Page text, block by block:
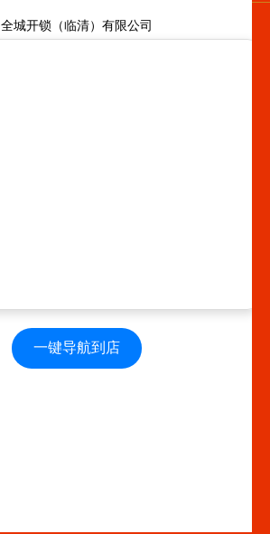
全城开锁（临清）有限公司
一键导航到店